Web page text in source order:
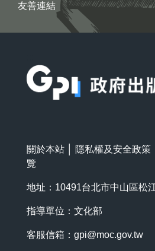
友善連結
關於本站 隱私權及安全政策
覽
地址：10491台北市中山區松
指導單位：文化部
客服信箱： gpi@moc.gov.tw